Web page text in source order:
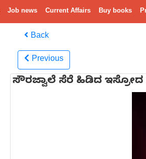
Job news Current Affairs Buy books
Back
Previous
ಸೌರಜ್ವಾಲೆ ಸೆರೆ ಹಿಡಿದ